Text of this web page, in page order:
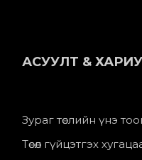
АСУУЛТ &
Зураг төслийн үнэ
Төсөл гүйцэтгэх